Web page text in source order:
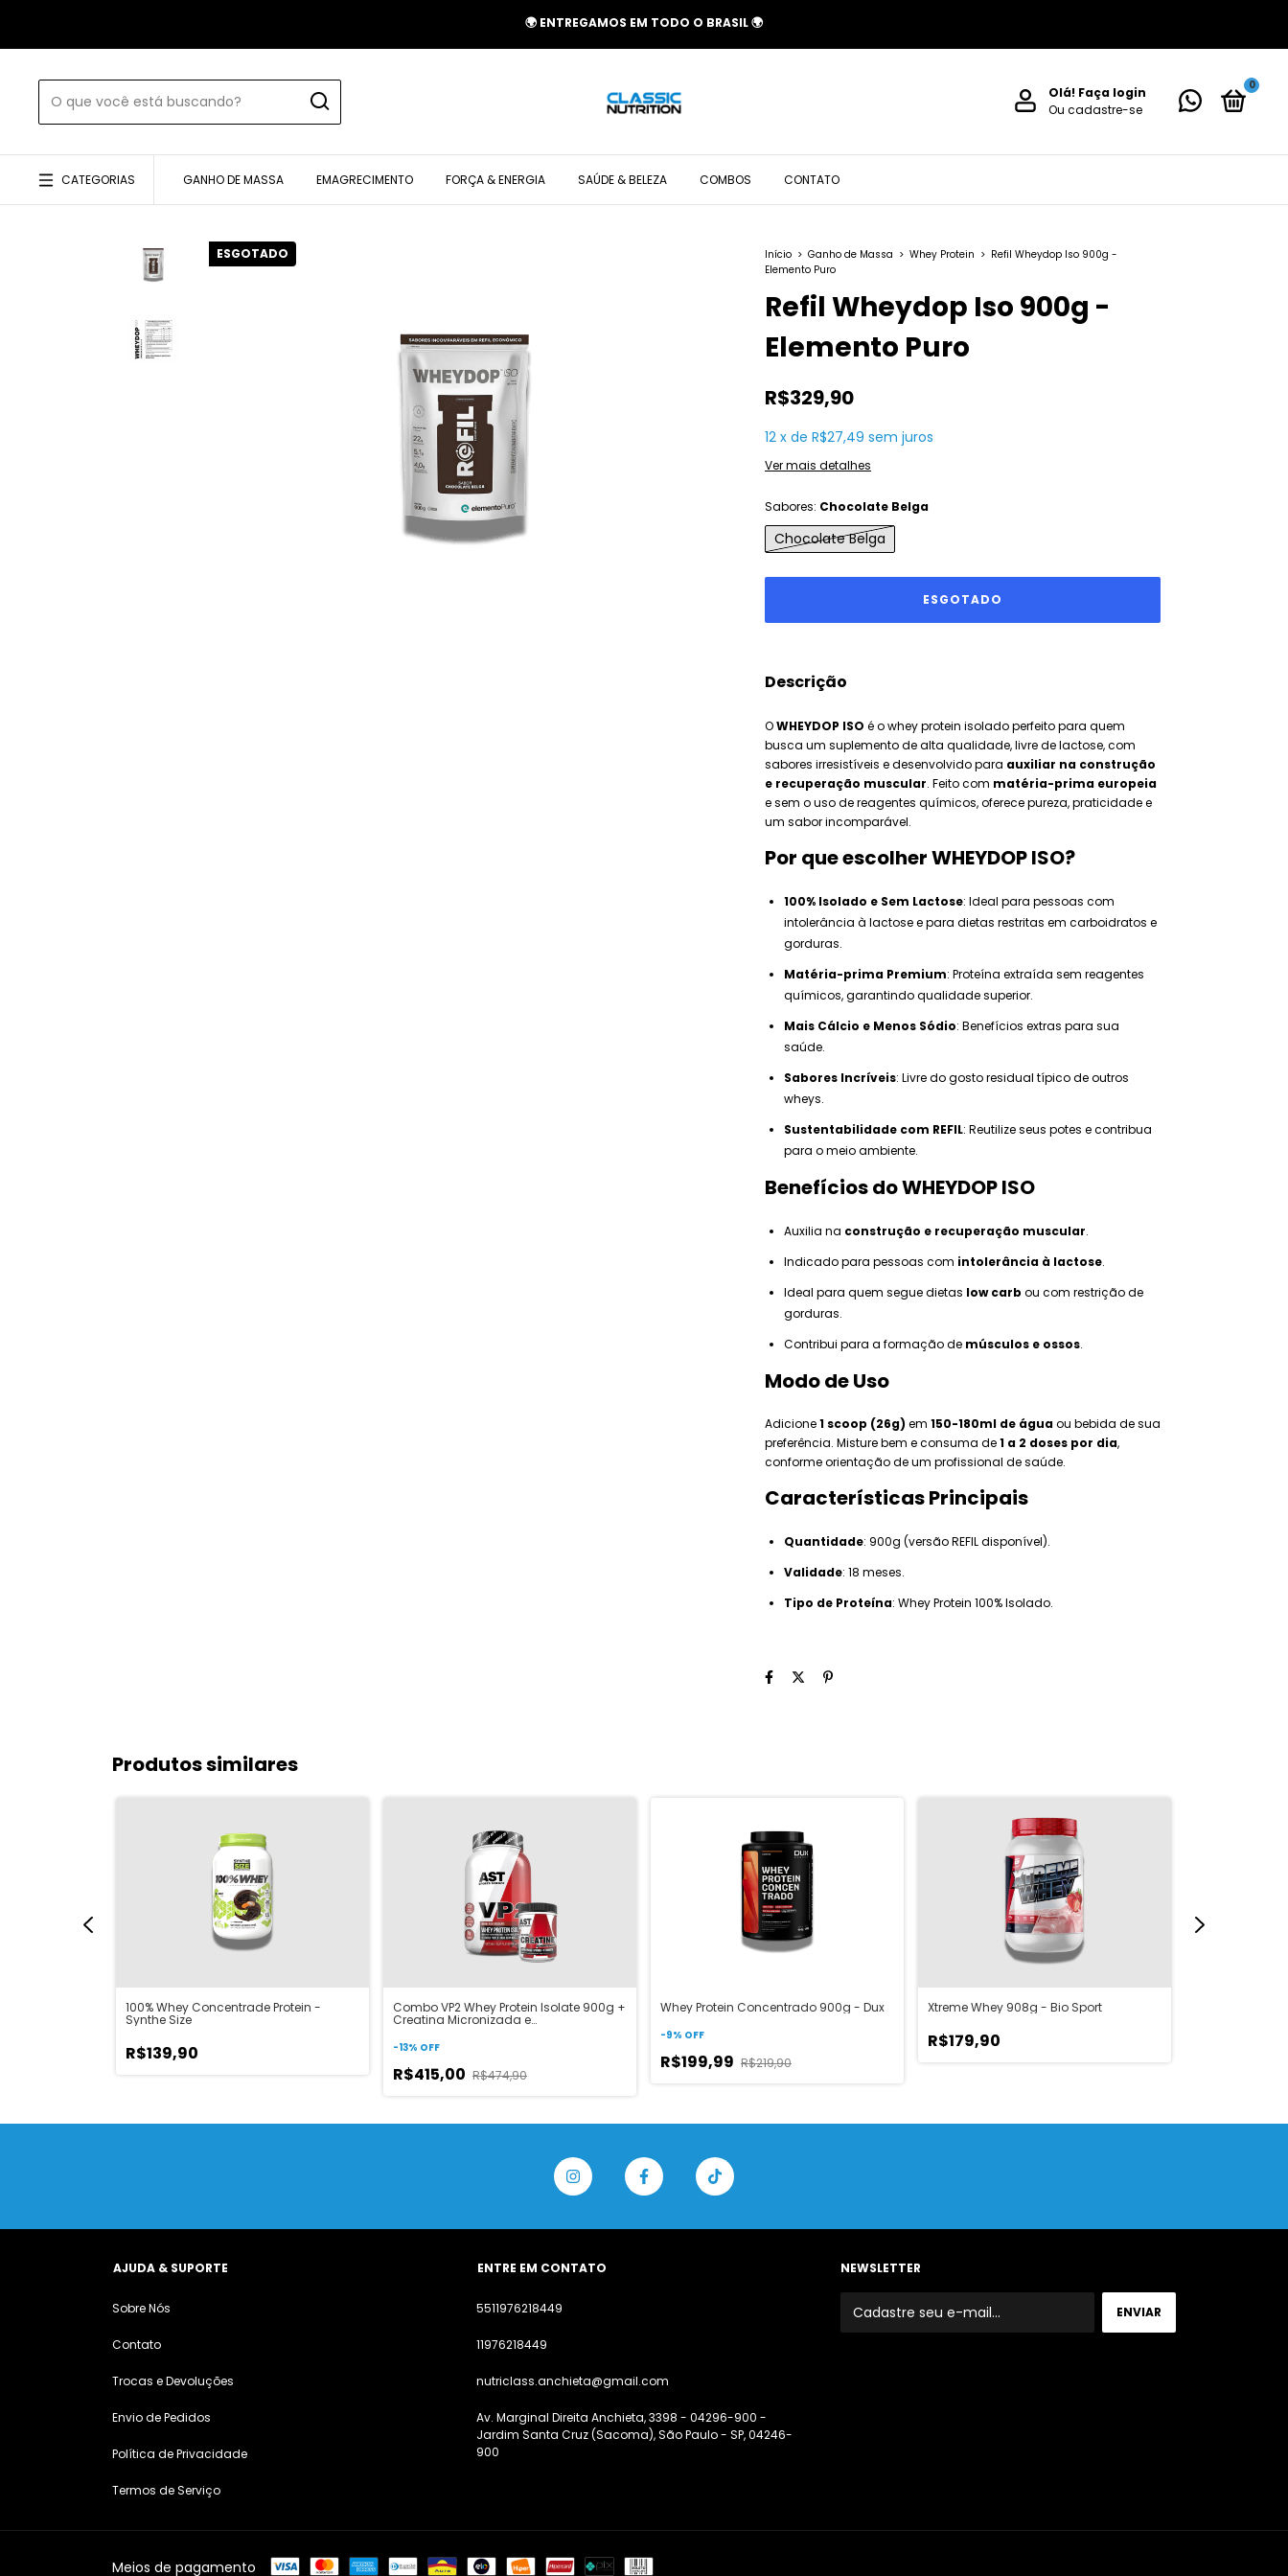
🌍 ENTREGAMOS EM TODO O BRASIL 🌍
Olá! Faça login
Ou cadastre-se
0
CATEGORIAS GANHO DE MASSA EMAGRECIMENTO FORÇA & ENERGIA SAÚDE & BELEZA COMBOS CONTATO
ESGOTADO Início > Ganho de Massa > Whey Protein > Refil Wheydop Iso 900g -
Elemento Puro
Refil Wheydop Iso 900g -
Elemento Puro
R$329,90
12 x de R$27,49 sem juros
Ver mais detalhes
Sabores: Chocolate Belga
Chocolate Belga
Descrição
OWHEYDOP ISO é o whey protein isolado perfeito para quem
busca um suplemento de alta qualidade, livre de lactose, com
sabores irresistíveis e desenvolvido para auxiliar na construção
e recuperação muscular. Feito com matéria-prima europeia
e sem o uso de reagentes químicos, oferece pureza, praticidade e
um sabor incomparável.
Por que escolher WHEYDOP ISO?
100% Isolado e Sem Lactose: Ideal para pessoas com
intolerância à lactose e para dietas restritas em carboidratos e
gorduras.
Matéria-prima Premium: Proteína extraída sem reagentes
químicos, garantindo qualidade superior.
Mais Cálcio e Menos Sódio: Benefícios extras para sua
saúde.
Sabores Incríveis: Livre do gosto residual típico de outros
wheys.
Sustentabilidade com REFIL: Reutilize seus potes e contribua
para o meio ambiente.
Benefícios do WHEYDOP ISO
Auxilia na construção e recuperação muscular.
Indicado para pessoas com intolerância à lactose.
Ideal para quem segue dietas low carb ou com restrição de
gorduras.
Contribui para a formação de músculos e ossos.
Modo de Uso
Adicione1 scoop (26g) em 150-180ml de águaou bebida de sua
preferência. Misture bem e consuma de1 a 2 doses por dia,
conforme orientação de um profissional de saúde.
Características Principais
Quantidade: 900g (versão REFIL disponível).
Validade: 18 meses.
Tipo de Proteína: Whey Protein 100% Isolado.
Produtos similares
100% Whey Concentrade Protein -
Synthe Size
R$139,90
Combo VP2 Whey Protein Isolate 900g +
Creatina Micronizada e
Science
-13% OFF
R$415,00 R$474,90
Whey Protein Concentrado 900g - Dux
-9% OFF
R$199,99 R$219,90
Xtreme Whey 908g - Bio Sport
R$179,90
AJUDA & SUPORTE
Sobre Nós
Contato
Trocas e Devoluções
Envio de Pedidos
Política de Privacidade
Termos de Serviço
ENTRE EM CONTATO
5511976218449
11976218449
nutriclass.anchieta@gmail.com
Av. Marginal Direita Anchieta, 3398 - 04296-900 -
Jardim Santa Cruz (Sacoma), São Paulo - SP, 04246-
900
NEWSLETTER
Meios de pagamento